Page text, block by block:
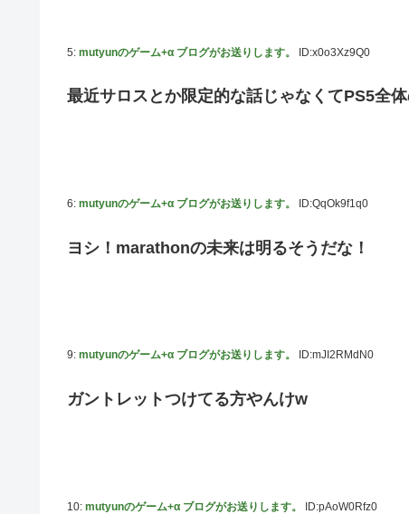
藤嶌果歩1st写真集の感想まとめ。おおむね好評【かほりん
韓国人「“韓国サッカー”性接待の試合結果をご覧くださ
ッカーだ」
マジか！次週のバナナムーンゲストは5期生からこの3人が
5: mutyunのゲーム+α ブログがお送りします。 ID:x0o3Xz9Q0
最近サロスとか限定的な話じゃなくてPS5全
6: mutyunのゲーム+α ブログがお送りします。 ID:QqOk9f1q0
ヨシ！marathonの未来は明るそうだな！
9: mutyunのゲーム+α ブログがお送りします。 ID:mJI2RMdN0
ガントレットつけてる方やんけw
10: mutyunのゲーム+α ブログがお送りします。 ID:pAoW0Rfz0